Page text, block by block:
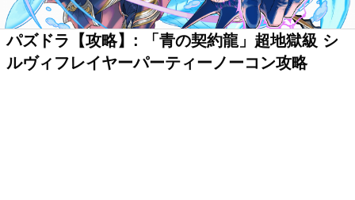
パズドラ【攻略】: 「青の契約龍」超地獄級 シ
ルヴィフレイヤーパーティーノーコン攻略